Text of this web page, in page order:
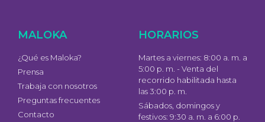
MALOKA
¿Qué es Maloka?
Prensa
Trabaja con nosotros
Preguntas frecuentes
Contacto
HORARIOS
Martes a viernes: 8:00 a. m. a
5:00 p. m. - Venta del
recorrido habilitada hasta
las 3:00 p. m.
Sábados, domingos y
festivos: 9:30 a. m. a 6:00 p.